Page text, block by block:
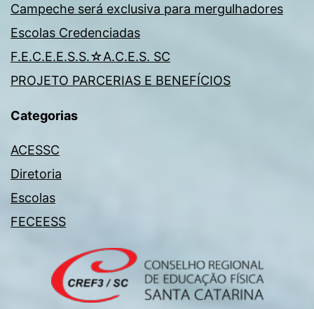
Campeche será exclusiva para mergulhadores
Escolas Credenciadas
F.E.C.E.E.S.S.☆A.C.E.S. SC
PROJETO PARCERIAS E BENEFÍCIOS
Categorias
ACESSC
Diretoria
Escolas
FECEESS